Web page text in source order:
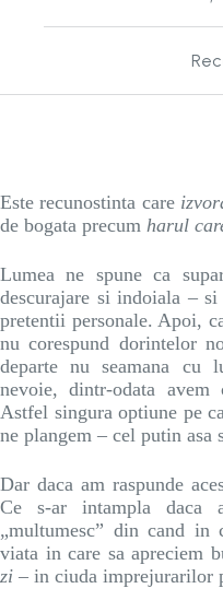
Este recunostinta care
de bogata precum harul
Lumea ne spune ca
descurajare si indoiala –
pretentii personale. Apoi,
nu corespund dorintelor
departe nu seamana cu
nevoie, dintr-odata
Astfel singura optiune pe
ne plangem – cel putin asa
Dar daca am raspunde
Ce s-ar intampla daca
„multumesc” din cand
viata in care sa apreciem
zi – in ciuda imprejurarilor